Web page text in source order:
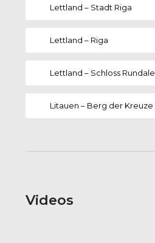
Lettland – Stadt Riga
Lettland – Riga
Lettland – Schloss Rundale
Litauen – Berg der Kreuze
Videos